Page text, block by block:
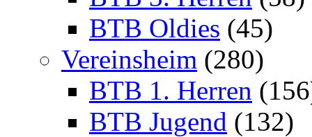
BTB Oldies (45)
Vereinsheim (280)
BTB 1. Herren
BTB Jugend (132)